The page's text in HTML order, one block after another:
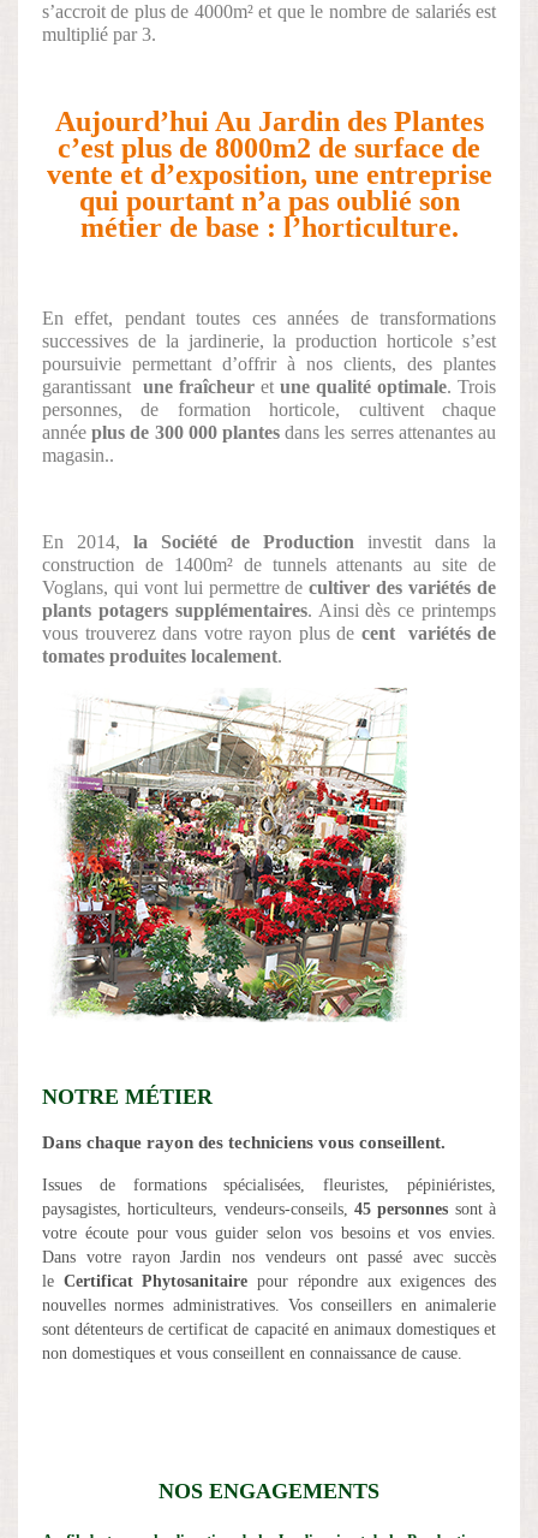
s’accroit de plus de 4000m² et que le nombre de salariés est
multiplié par 3.
Aujourd’hui Au Jardin des Plantes
c’est plus de 8000m2 de surface de
vente et d’exposition, une entreprise
qui pourtant n’a pas oublié son
métier de base : l’horticulture.
En effet, pendant toutes ces années de transformations
successives de la jardinerie, la production horticole s’est
poursuivie permettant d’offrir à nos clients, des plantes
garantissant une fraîcheur et une qualité optimale. Trois
personnes, de formation horticole, cultivent chaque
annéeplus de 300 000 plantes dans les serres attenantes au
magasin..
En 2014, la Société de Production investit dans la
construction de 1400m² de tunnels attenants au site de
Voglans, qui vont lui permettre decultiver des variétés de
plants potagers supplémentaires. Ainsi dès ce printemps
vous trouverez dans votre rayon plus de cent variétés de
tomates produites localement.
NOTRE MÉTIER
Dans chaque rayon des techniciens vous conseillent.
Issues de formations spécialisées, fleuristes, pépiniéristes,
paysagistes, horticulteurs, vendeurs-conseils, 45 personnes sont à
votre écoute pour vous guider selon vos besoins et vos envies.
Dans votre rayon Jardin nos vendeurs ont passé avec succès
le Certificat Phytosanitaire pour répondre aux exigences des
nouvelles normes administratives. Vos conseillers en animalerie
sont détenteurs de certificat de capacité en animaux domestiques et
non domestiques et vous conseillent en connaissance de cause.
NOS ENGAGEMENTS